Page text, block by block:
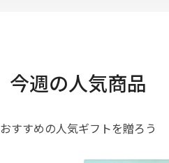
今週の人気商品
おすすめの人気ギフトを贈ろう